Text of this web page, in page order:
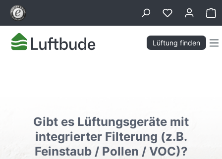
springen
Lüftung finden
Gibt es Lüftungsgeräte mit
integrierter Filterung (z.B.
Feinstaub / Pollen / VOC)?